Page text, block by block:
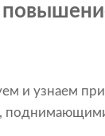
и узнаем